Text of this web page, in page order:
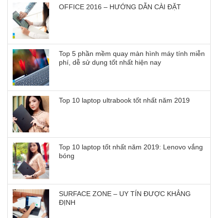
OFFICE 2016 – HƯỚNG DẪN CÀI ĐẶT
Top 5 phần mềm quay màn hình máy tính miễn
phí, dễ sử dụng tốt nhất hiện nay
Top 10 laptop ultrabook tốt nhất năm 2019
Top 10 laptop tốt nhất năm 2019: Lenovo vắng
bóng
SURFACE ZONE – UY TÍN ĐƯỢC KHẲNG
ĐỊNH